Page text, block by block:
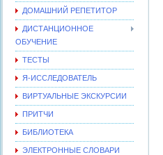
ДОМАШНИЙ РЕПЕТИТОР
ДИСТАНЦИОННОЕ
ОБУЧЕНИЕ
ТЕСТЫ
Я-ИССЛЕДОВАТЕЛЬ
ВИРТУАЛЬНЫЕ ЭКСКУРСИИ
ПРИТЧИ
БИБЛИОТЕКА
ЭЛЕКТРОННЫЕ СЛОВАРИ